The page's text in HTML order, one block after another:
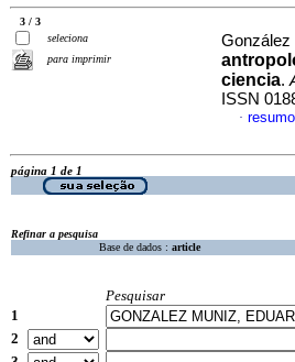
3 / 3
seleciona
para imprimir
ciencia.
ISSN
·
página 1 de 1
Refinar a pesquisa
Base de dados : article
Pesquisar
1
2